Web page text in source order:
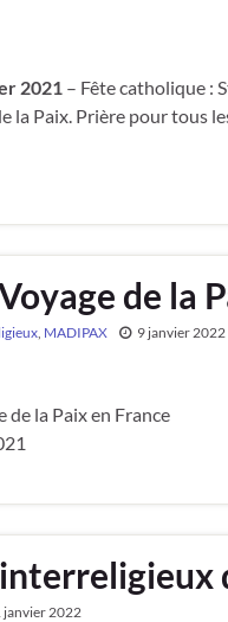
2021 – Fête catholique :
la Paix. Prière pour tous
de la
MADIPAX 9 janvier 2022
de la Paix en France
janvier 2022